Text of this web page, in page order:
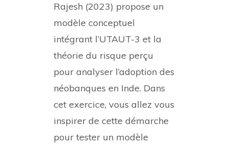
Rajesh (2023) propose un
modèle conceptuel
intégrant l’UTAUT-3 et la
théorie du risque perçu
pour analyser l’adoption des
néobanques en Inde. Dans
cet exercice, vous allez vous
inspirer de cette démarche
pour tester un modèle